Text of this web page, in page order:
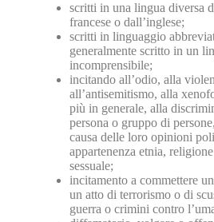
scritti in una lingua diversa
francese o dall’inglese;
scritti in linguaggio
generalmente scritto in un
incomprensibile;
incitando all’odio, alla
all’antisemitismo, alla
più in generale, alla
persona o gruppo di
causa delle loro opinioni
appartenenza etnia,
sessuale;
incitamento a commettere
un atto di terrorismo o di
guerra o crimini contro